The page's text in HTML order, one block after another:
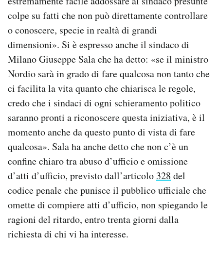
colpe su fatti che non può direttamente controllare
o conoscere, specie in realtà di grandi
dimensioni». Si è espresso anche il sindaco di
Milano Giuseppe Sala che ha detto: «se il ministro
Nordio sarà in grado di fare qualcosa non tanto che
ci facilita la vita quanto che chiarisca le regole,
credo che i sindaci di ogni schieramento politico
saranno pronti a riconoscere questa iniziativa, è il
momento anche da questo punto di vista di fare
qualcosa». Sala ha anche detto che non c’è un
confine chiaro tra abuso d’ufficio e omissione
d’atti d’ufficio, previsto dall’articolo 328 del
codice penale chepunisce il pubblico ufficiale che
omette di compiere atti d’ufficio, non spiegando le
ragioni del ritardo, entro trenta giorni dalla
richiesta di chi vi ha interesse.